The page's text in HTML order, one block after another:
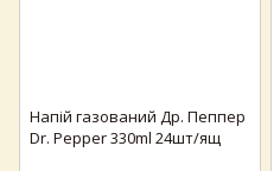
Напій газований Др. Пеппер
Dr. Pepper 330ml 24шт/ящ